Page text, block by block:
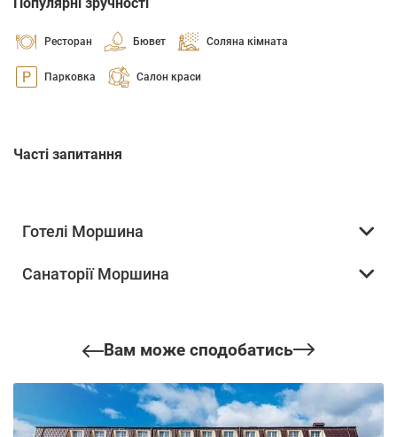
Ресторан Бювет Соляна кімната
Парковка Салон краси
Часті запитання
Готелі Моршина
Санаторії Моршина
Вам може сподобатись